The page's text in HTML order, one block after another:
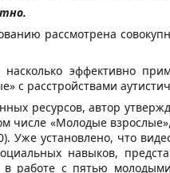
рассмотрена
эффективно
с расстройствами
ресурсов, автор
числе «Молодые
Уже установлено, что
навыков,
в работе с пятью